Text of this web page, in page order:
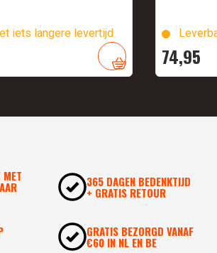
iets langere levertijd
74,95
MET 365 DAGEN BEDENKTIJD
+ GRATIS RETOUR
GRATIS BEZORGD VANAF
€60 IN NL EN BE